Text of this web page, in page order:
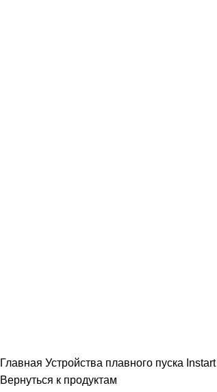
Главная Устройства плавного пуска Instart
Вернуться к продуктам